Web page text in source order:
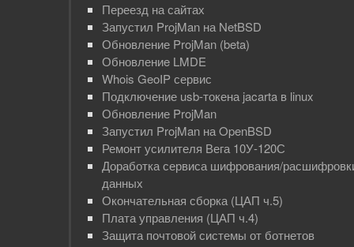
Переезд на сайтах
Запустил ProjMan на NetBSD
Обновление ProjMan (beta)
Обновлениe LMDE
Whois GeoIP сервис
Подключение usb-токена jacarta в linux
Обновление ProjMan
Запустил ProjMan на OpenBSD
Ремонт усилителя Вега 10У-120С
Доработка сервиса шифрования/
данных
Окончательная сборка (ЦАП ч.5)
Плата управления (ЦАП ч.4)
Защита почтовой системы от ботнетов